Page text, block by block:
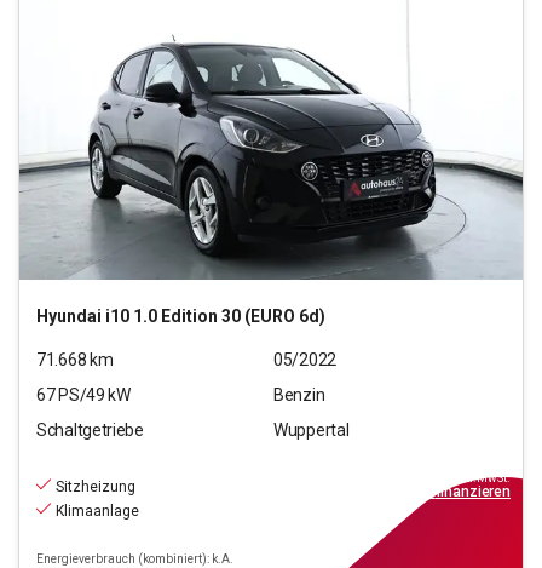
Hyundai i10 1.0 Edition 30 (EURO 6d)
71.668 km
05/2022
67PS/49 kW
Benzin
Schaltgetriebe
Wuppertal
Sitzheizung
Klimaanlage
Energieverbrauch (kombiniert): k.A.
inkl.MwSt.
finanzieren